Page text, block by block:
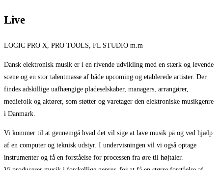
Live
LOGIC PRO X, PRO TOOLS, FL STUDIO m.m
Dansk elektronisk musik er i en rivende udvikling med en stærk og levende
scene og en stor talentmasse af både upcoming og etablerede artister. Der
findes adskillige uafhængige pladeselskaber, managers, arrangører,
mediefolk og aktører, som støtter og varetager den elektroniske musikgenre
i Danmark.
Vi kommer til at gennemgå hvad det vil sige at lave musik på og ved hjælp
af en computer og teknisk udstyr. I undervisningen vil vi også optage
instrumenter og få en forståelse for processen fra øre til højtaler.